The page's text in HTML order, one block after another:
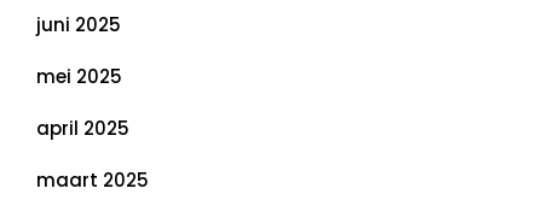
juni 2025
mei 2025
april 2025
maart 2025